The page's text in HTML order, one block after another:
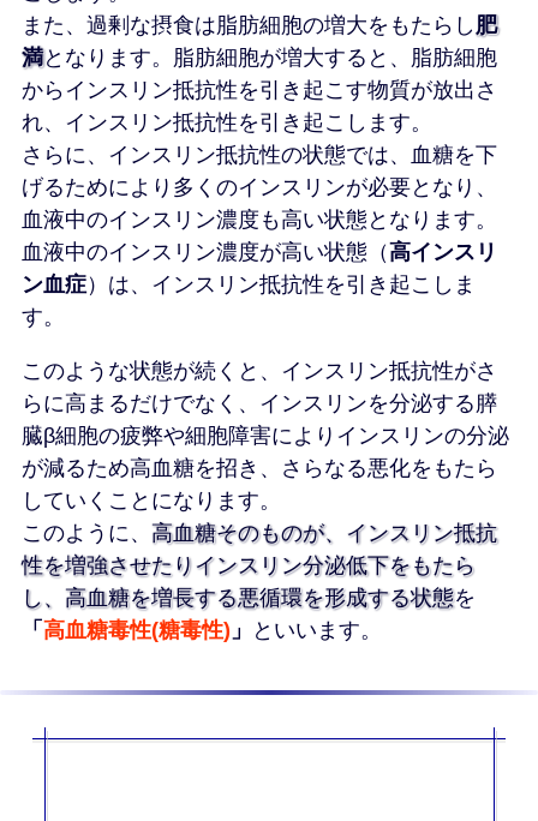
また、過剰な摂食は脂肪細胞の増大をもたらし 肥
満となります。脂肪細胞が増大すると、脂肪細胞
からインスリン抵抗性を引き起こす物質が放出さ
れ、インスリン抵抗性を引き起こします。
さらに、インスリン抵抗性の状態では、血糖を下
げるためにより多くのインスリンが必要となり、
血液中のインスリン濃度も高い状態となります。
血液中のインスリン濃度が高い状態（高インスリ
ン血症）は、インスリン抵抗性を引き起こしま
す。
このような状態が続くと、インスリン抵抗性がさ
らに高まるだけでなく、インスリンを分泌する膵
臓β細胞の疲弊や細胞障害によりインスリンの分泌
が減るため高血糖を招き、さらなる悪化をもたら
していくことになります。
このように、 高血糖そのものが、インスリン抵抗
性を増強させたりインスリン分泌低下をもたら
し、高血糖を増長する悪循環を形成する状態を
「 高血糖毒性(糖毒性) 」 といいます。